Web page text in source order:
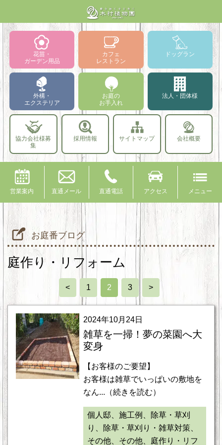
花苗・
ガーデン用品
カフェ
レストラン
ドッグラン
外構・
エクステリア
お庭の
お手入れ
法人・団体様
協力会社様募
集
採用情報 サイトマップ 会社概要
営業案内 直通メール 直通電話 アクセス メニュー
お庭番ブログ
庭作り・リフォーム
< 1 2 3 >
2024年10月24日
雑草を一掃！夢の菜園へ大
変身
【お客様のご要望】
お客様は雑草でいっぱいの敷地を
なん...（続きを読む）
個人邸、施工例、除草・草刈
り、除草・草刈り・雑草対策、
その他、その他、庭作り・リフ